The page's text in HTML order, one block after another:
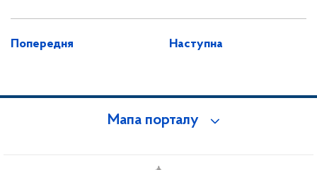
Попередня Наступна
Мапа порталу